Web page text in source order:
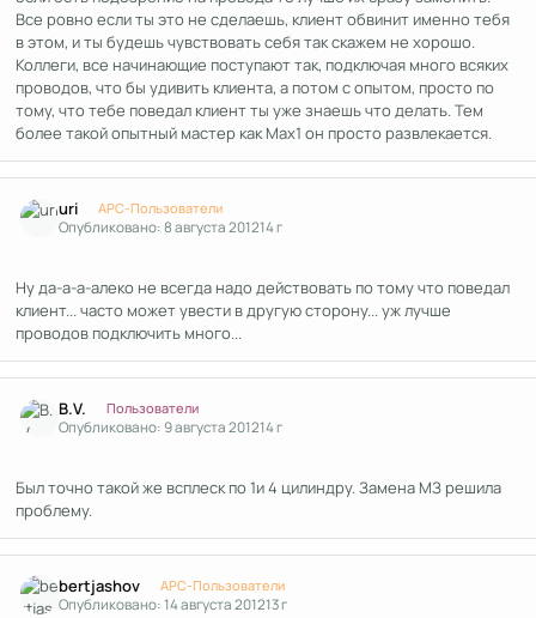
Все ровно если ты это не сделаешь, клиент обвинит именно тебя
в этом, и ты будешь чувствовать себя так скажем не хорошо.
Коллеги, все начинающие поступают так, подключая много всяких
проводов, что бы удивить клиента, а потом с опытом, просто по
тому, что тебе поведал клиент ты уже знаешь что делать. Тем
более такой опытный мастер как Max1 он просто развлекается.
uri APC-Пользователи
Опубликовано:8 августа 201214 г
Ну да-а-а-алеко не всегда надо действовать по тому что поведал
клиент... часто может увести в другую сторону... уж лучше
проводов подключить много...
B.V. Пользователи
Опубликовано:9 августа 201214 г
Был точно такой же всплеск по 1и 4 цилиндру. Замена МЗ решила
проблему.
bertjashov APC-Пользователи
Опубликовано:14 августа 201213 г